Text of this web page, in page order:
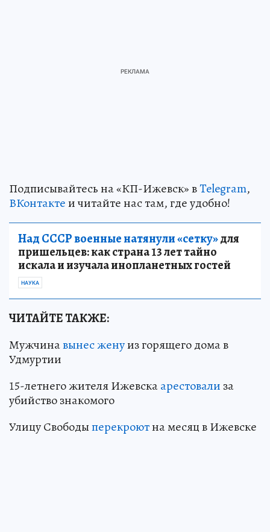
Подписывайтесь на «КП-Ижевск» вTelegram,
ВКонтактеи читайте нас там, где удобно!
Над СССР военные натянули «сетку»для
пришельцев: как страна 13 лет тайно
искала и изучала инопланетных гостей
НАУКА
ЧИТАЙТЕ ТАКЖЕ:
Мужчинавынес женуиз горящего дома в
Удмуртии
15-летнего жителя Ижевскаарестовали за
убийство знакомого
Улицу Свободыперекроютна месяц в Ижевске